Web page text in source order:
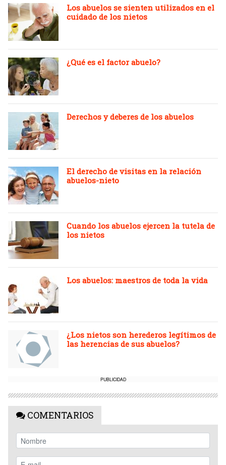
Los abuelos se sienten utilizados en el
cuidado de los nietos
¿Qué es el factor abuelo?
Derechos y deberes de los abuelos
El derecho de visitas en la relación
abuelos-nieto
Cuando los abuelos ejercen la tutela de
los nietos
Los abuelos: maestros de toda la vida
¿Los nietos son herederos legítimos de
las herencias de sus abuelos?
PUBLICIDAD
COMENTARIOS